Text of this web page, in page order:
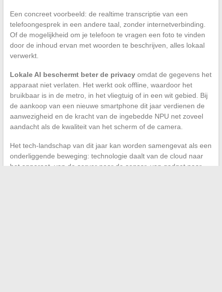
Een concreet voorbeeld: de realtime transcriptie van een
telefoongesprek in een andere taal, zonder internetverbinding.
Of de mogelijkheid om je telefoon te vragen een foto te vinden
door de inhoud ervan met woorden te beschrijven, alles lokaal
verwerkt.
Lokale AI beschermt beter de privacyomdat de gegevens het
apparaat niet verlaten. Het werkt ook offline, waardoor het
bruikbaar is in de metro, in het vliegtuig of in een wit gebied. Bij
de aankoop van een nieuwe smartphone dit jaar verdienen de
aanwezigheid en de kracht van de ingebedde NPU net zoveel
aandacht als de kwaliteit van het scherm of de camera.
Het tech-landschap van dit jaar kan worden samengevat als een
onderliggende beweging: technologie daalt van de cloud naar
het apparaat, van de server naar de sensor, van gadget naar